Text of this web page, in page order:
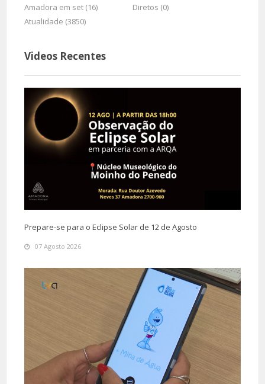
Amadora em set (16)
Diretos (0)
Atualidade (3850)
Videos Recentes
Prepare-se para o Eclipse Solar de 12 de Agosto
07 Agosto 2026